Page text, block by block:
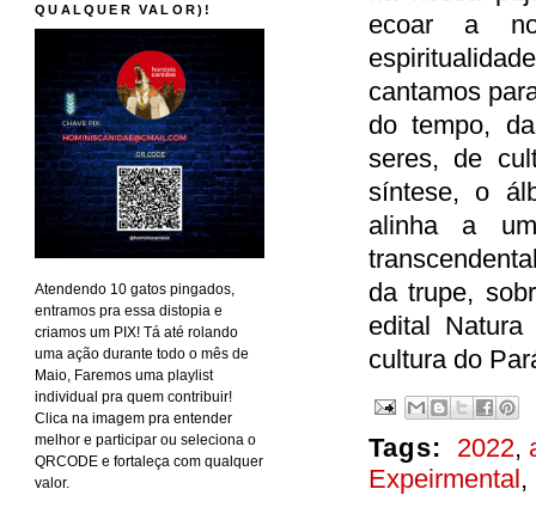
ecoar a
cantamos
do tempo,
seres, de
síntese, o
alinha a
da trupe,
edital
cultura do
Tags: 2022,
Expeirmental ,
QUALQUER VALOR)!
Atendendo 10 gatos pingados,
entramos pra essa distopia e
criamos um PIX! Tá até rolando
uma ação durante todo o mês de
Maio, Faremos uma playlist
individual pra quem contribuir!
Clica na imagem pra entender
melhor e participar ou seleciona o
QRCODE e fortaleça com qualquer
valor.